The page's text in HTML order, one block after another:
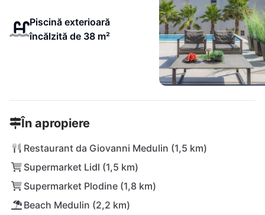
Piscină exterioară
încălzită de 38 m²
În apropiere
Restaurant da Giovanni Medulin (1,5 km)
Supermarket Lidl (1,5 km)
Supermarket Plodine (1,8 km)
Beach Medulin (2,2 km)